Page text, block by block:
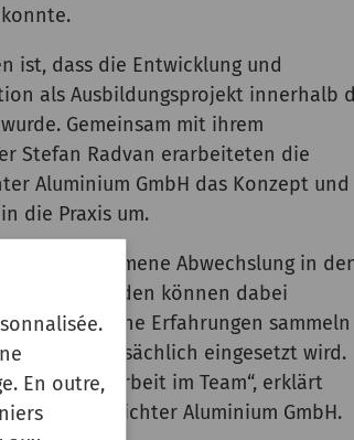
En outre,
ist, dass die Entwicklung und
als Ausbildungsprojekt innerhalb
Gemeinsam mit ihrem
Stefan Radvan erarbeiteten die
Aluminium GmbH das Konzept und
die Praxis um.
eine willkommene Abwechslung in
Auszubildenden können dabei
praktische Erfahrungen sammeln
später tatsächlich eingesetzt wird.
Zusammenarbeit im Team“, erklärt
von Richter Aluminium GmbH.